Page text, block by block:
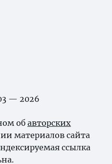
— 2026
об авторских
материалов сайта
ссылка